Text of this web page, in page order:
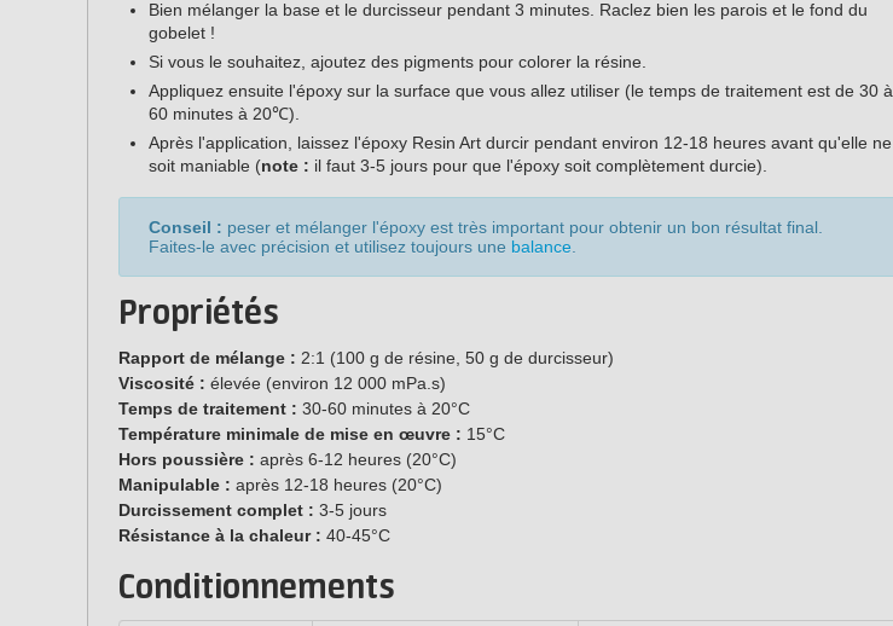
Bien mélanger la base et le durcisseur pendant 3 minutes. Raclez bien les parois et le fond du
gobelet !
Si vous le souhaitez, ajoutez des pigments pour colorer la résine.
Appliquez ensuite l'époxy sur la surface que vous allez utiliser (le temps de traitement est de 30 à
60 minutes à 20℃).
Après l'application, laissez l'époxy Resin Art durcir pendant environ 12-18 heures avant qu'elle ne
soit maniable (note : il faut 3-5 jours pour que l'époxy soit complètement durcie).
Conseil : peser et mélanger l'époxy est très important pour obtenir un bon résultat final.
Faites-le avec précision et utilisez toujours une balance.
Propriétés
Rapport de mélange : 2:1 (100 g de résine, 50 g de durcisseur)
Viscosité : élevée (environ 12 000 mPa.s)
Temps de traitement : 30-60 minutes à 20°C
Température minimale de mise en œuvre : 15°C
Hors poussière : après 6-12 heures (20°C)
Manipulable : après 12-18 heures (20°C)
Durcissement complet : 3-5 jours
Résistance à la chaleur : 40-45°C
Conditionnements